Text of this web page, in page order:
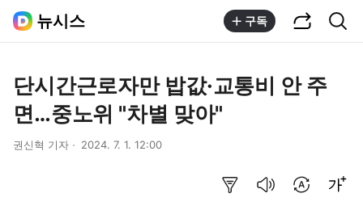
뉴시스 구독
단시간근로자만 밥값·교통비 안 주
면…중노위 "차별 맞아"
권신혁 기자 2024. 7. 1. 12:00